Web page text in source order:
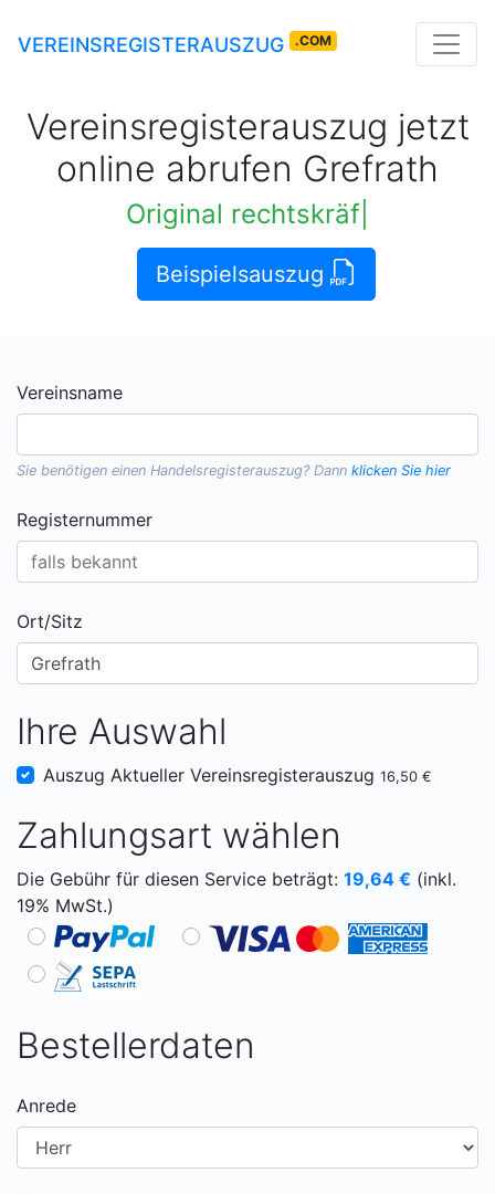
VEREINSREGISTERAUSZUG .COM
Vereinsregisterauszug jetzt
online abrufen Grefrath
Original rechtskräftige Auszüge
Beispielsauszug
Vereinsname
Sie benötigen einen Handelsregisterauszug? Dann klicken Sie hier
Registernummer
Ort/Sitz
Ihre Auswahl
Auszug Aktueller Vereinsregisterauszug 16,50 €
Zahlungsart wählen
Die Gebühr für diesen Service beträgt: 19,64 € (inkl.
19% MwSt.)
Bestellerdaten
Anrede